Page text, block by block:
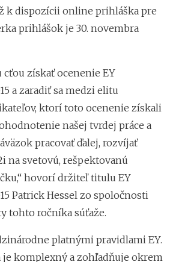
k dispozícii online prihláška pre
prihlášok je 30. novembra
cťou získať ocenenie EY
a zaradiť sa medzi elitu
ktorí toto ocenenie získali
našej tvrdej práce a
pracovať ďalej, rozvíjať
na svetovú, rešpektovanú
hovorí držiteľ titulu EY
Patrick Hessel zo spoločnosti
tohto ročníka súťaže.
platnými pravidlami EY.
je komplexný a zohľadňuje okrem